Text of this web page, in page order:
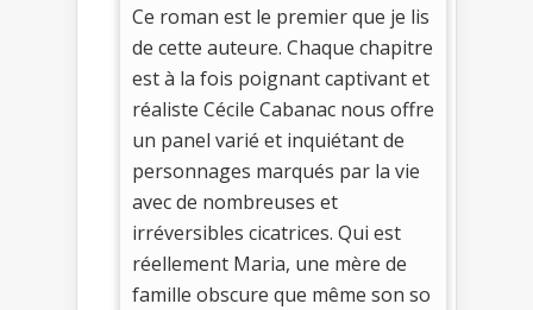
Ce roman est le premier que je lis
de cette auteure. Chaque chapitre
est à la fois poignant captivant et
réaliste Cécile Cabanac nous offre
un panel varié et inquiétant de
personnages marqués par la vie
avec de nombreuses et
irréversibles cicatrices. Qui est
réellement Maria, une mère de
famille obscure que même son so